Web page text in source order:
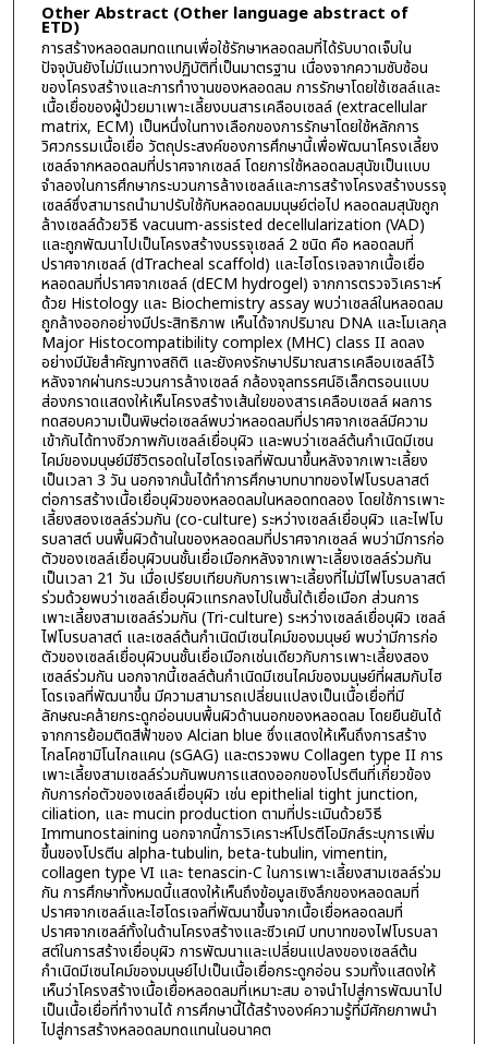
Other Abstract (Other language abstract of
ETD)
การสร้างหลอดลมทดแทนเพื่อใช้รักษาหลอดลมที่ได้รับบาดเจ็บใน
ปัจจุบันยังไม่มีแนวทางปฏิบัติที่เป็นมาตรฐาน เนื่องจากความซับซ้อน
ของโครงสร้างและการทำงานของหลอดลม การรักษาโดยใช้เซลล์และ
เนื้อเยื่อของผู้ป่วยมาเพาะเลี้ยงบนสารเคลือบเซลล์ (extracellular
matrix, ECM) เป็นหนึ่งในทางเลือกของการรักษาโดยใช้หลักการ
วิศวกรรมเนื้อเยื่อ วัตถุประสงค์ของการศึกษานี้เพื่อพัฒนาโครงเลี้ยง
เซลล์จากหลอดลมที่ปราศจากเซลล์ โดยการใช้หลอดลมสุนัขเป็นแบบ
จำลองในการศึกษากระบวนการล้างเซลล์และการสร้างโครงสร้างบรรจุ
เซลล์ซึ่งสามารถนำมาปรับใช้กับหลอดลมมนุษย์ต่อไป หลอดลมสุนัขถูก
ล้างเซลล์ด้วยวิธี vacuum-assisted decellularization (VAD)
และถูกพัฒนาไปเป็นโครงสร้างบรรจุเซลล์ 2 ชนิด คือ หลอดลมที่
ปราศจากเซลล์ (dTracheal scaffold) และไฮโดรเจลจากเนื้อเยื่อ
หลอดลมที่ปราศจากเซลล์ (dECM hydrogel) จากการตรวจวิเคราะห์
ด้วย Histology และ Biochemistry assay พบว่าเซลล์ในหลอดลม
ถูกล้างออกอย่างมีประสิทธิภาพ เห็นได้จากปริมาณ DNA และโมเลกุล
Major Histocompatibility complex (MHC) class II ลดลง
อย่างมีนัยสำคัญทางสถิติ และยังคงรักษาปริมาณสารเคลือบเซลล์ไว้
หลังจากผ่านกระบวนการล้างเซลล์ กล้องจุลทรรศน์อิเล็กตรอนแบบ
ส่องกราดแสดงให้เห็นโครงสร้างเส้นใยของสารเคลือบเซลล์ ผลการ
ทดสอบความเป็นพิษต่อเซลล์พบว่าหลอดลมที่ปราศจากเซลล์มีความ
เข้ากันได้ทางชีวภาพกับเซลล์เยื่อบุผิว และพบว่าเซลล์ต้นกำเนิดมีเซน
ไคม์ของมนุษย์มีชีวิตรอดในไฮโดรเจลที่พัฒนาขึ้นหลังจากเพาะเลี้ยง
เป็นเวลา 3 วัน นอกจากนั้นได้ทำการศึกษาบทบาทของไฟโบรบลาสต์
ต่อการสร้างเนื้อเยื่อบุผิวของหลอดลมในหลอดทดลอง โดยใช้การเพาะ
เลี้ยงสองเซลล์ร่วมกัน (co-culture) ระหว่างเซลล์เยื่อบุผิว และไฟโบ
รบลาสต์ บนพื้นผิวด้านในของหลอดลมที่ปราศจากเซลล์ พบว่ามีการก่อ
ตัวของเซลล์เยื่อบุผิวบนชั้นเยื่อเมือกหลังจากเพาะเลี้ยงเซลล์ร่วมกัน
เป็นเวลา 21 วัน เมื่อเปรียบเทียบกับการเพาะเลี้ยงที่ไม่มีไฟโบรบลาสต์
ร่วมด้วยพบว่าเซลล์เยื่อบุผิวแทรกลงไปในชั้นใต้เยื่อเมือก ส่วนการ
เพาะเลี้ยงสามเซลล์ร่วมกัน (Tri-culture) ระหว่างเซลล์เยื่อบุผิว เซลล์
ไฟโบรบลาสต์ และเซลล์ต้นกำเนิดมีเซนไคม์ของมนุษย์ พบว่ามีการก่อ
ตัวของเซลล์เยื่อบุผิวบนชั้นเยื่อเมือกเช่นเดียวกับการเพาะเลี้ยงสอง
เซลล์ร่วมกัน นอกจากนี้เซลล์ต้นกำเนิดมีเซนไคม์ของมนุษย์ที่ผสมกับไฮ
โดรเจลที่พัฒนาขึ้น มีความสามารถเปลี่ยนแปลงเป็นเนื้อเยื่อที่มี
ลักษณะคล้ายกระดูกอ่อนบนพื้นผิวด้านนอกของหลอดลม โดยยืนยันได้
จากการย้อมติดสีฟ้าของ Alcian blue ซึ่งแสดงให้เห็นถึงการสร้าง
ไกลโคซามิโนไกลแคน (sGAG) และตรวจพบ Collagen type II การ
เพาะเลี้ยงสามเซลล์ร่วมกันพบการแสดงออกของโปรตีนที่เกี่ยวข้อง
กับการก่อตัวของเซลล์เยื่อบุผิว เช่น epithelial tight junction,
ciliation, และ mucin production ตามที่ประเมินด้วยวิธี
Immunostaining นอกจากนี้การวิเคราะห์โปรตีโอมิกส์ระบุการเพิ่ม
ขึ้นของโปรตีน alpha-tubulin, beta-tubulin, vimentin,
collagen type VI และ tenascin-C ในการเพาะเลี้ยงสามเซลล์ร่วม
กัน การศึกษาทั้งหมดนี้แสดงให้เห็นถึงข้อมูลเชิงลึกของหลอดลมที่
ปราศจากเซลล์และไฮโดรเจลที่พัฒนาขึ้นจากเนื้อเยื่อหลอดลมที่
ปราศจากเซลล์ทั้งในด้านโครงสร้างและชีวเคมี บทบาทของไฟโบรบลา
สต์ในการสร้างเยื่อบุผิว การพัฒนาและเปลี่ยนแปลงของเซลล์ต้น
กำเนิดมีเซนไคม์ของมนุษย์ไปเป็นเนื้อเยื่อกระดูกอ่อน รวมทั้งแสดงให้
เห็นว่าโครงสร้างเนื้อเยื่อหลอดลมที่เหมาะสม อาจนำไปสู่การพัฒนาไป
เป็นเนื้อเยื่อที่ทำงานได้ การศึกษานี้ได้สร้างองค์ความรู้ที่มีศักยภาพนำ
ไปสู่การสร้างหลอดลมทดแทนในอนาคต